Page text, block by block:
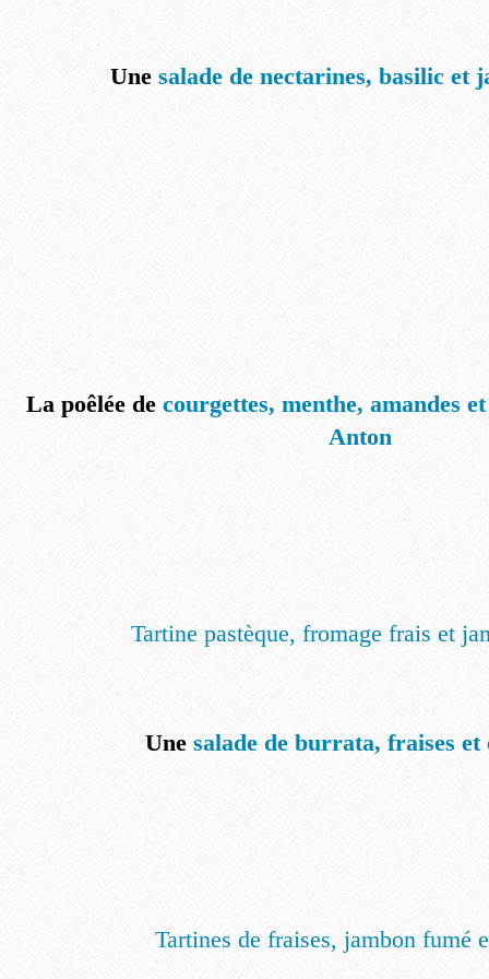
Une salade de nectarines, basilic et
La poêlée de courgettes, menthe, amandes
Anton
Tartine pastèque, fromage frais et
Une salade de burrata, fraises et
Tartines de fraises, jambon fumé